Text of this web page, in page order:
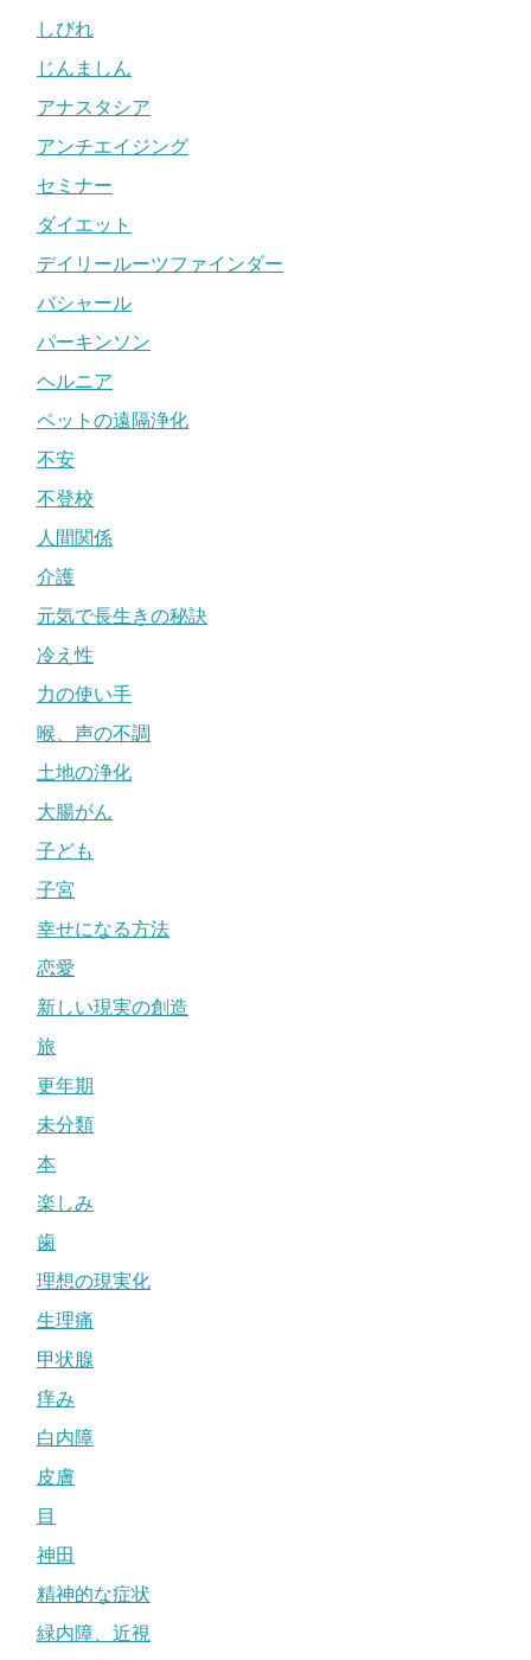
しびれ
じんましん
アナスタシア
アンチエイジング
セミナー
ダイエット
デイリールーツファインダー
バシャール
パーキンソン
ヘルニア
ペットの遠隔浄化
不安
不登校
人間関係
介護
元気で長生きの秘訣
冷え性
力の使い手
喉、声の不調
土地の浄化
大腸がん
子ども
子宮
幸せになる方法
恋愛
新しい現実の創造
旅
更年期
未分類
本
楽しみ
歯
理想の現実化
生理痛
甲状腺
痒み
白内障
皮膚
目
神田
精神的な症状
緑内障、近視